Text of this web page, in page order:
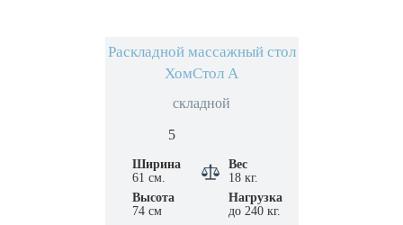
Раскладной массажный стол
ХомСтол А
складной
5
Ширина
61 см.
Вес
18 кг.
Высота
74 см
Нагрузка
до 240 кг.